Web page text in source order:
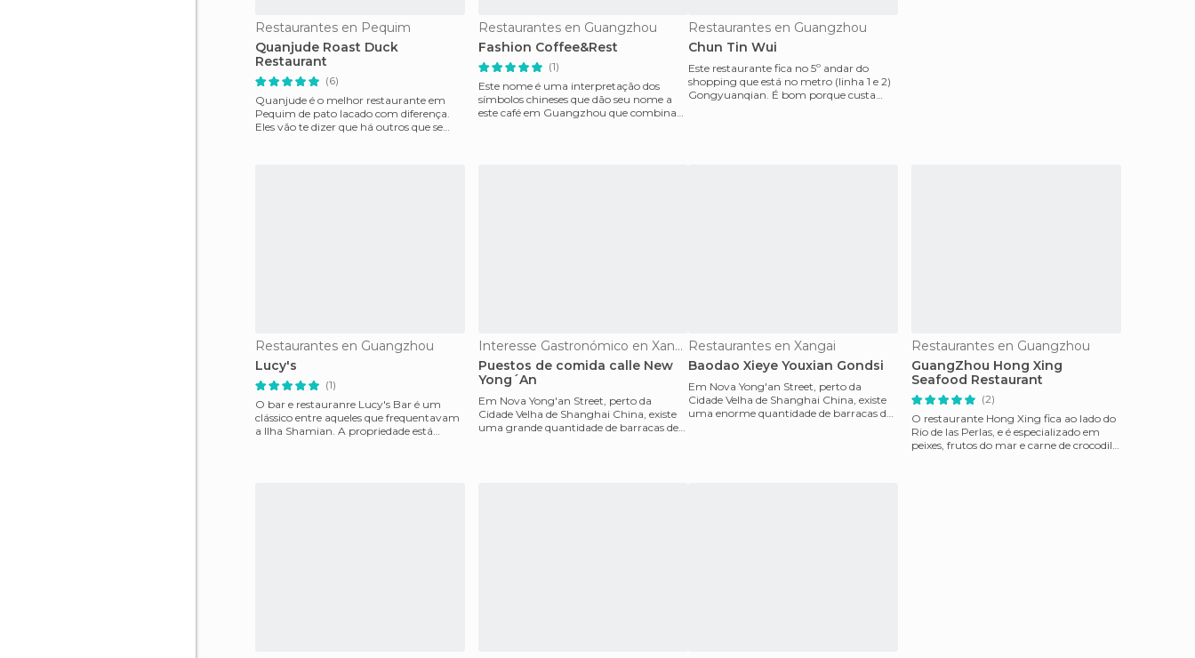
Restaurantes en Pequim
Quanjude Roast Duck
Restaurant
(6)
Quanjude é o melhor restaurante em
Pequim de pato lacado com diferença.
Eles vão te dizer que há outros que se
Restaurantes en Guangzhou
Fashion Coffee&Rest
(1)
Este nome é uma interpretação dos
símbolos chineses que dão seu nome a
este café em Guangzhou que combina
Restaurantes en Guangzhou
Chun Tin Wui
Este restaurante fica no 5º andar do
shopping que está no metro (linha 1 e 2)
Gongyuanqian. É bom porque custa
Restaurantes en Guangzhou
Lucy's
(1)
O bar e restauranre Lucy's Bar é um
clássico entre aqueles que frequentavam
a Ilha Shamian. A propriedade está
Interesse Gastronómico en Xangai
Puestos de comida calle New
Yong´An
Em Nova Yong'an Street, perto da
Cidade Velha de Shanghai China, existe
uma grande quantidade de barracas de
Restaurantes en Xangai
Baodao Xieye Youxian Gondsi
Em Nova Yong'an Street, perto da
Cidade Velha de Shanghai China, existe
uma enorme quantidade de barracas de
Restaurantes en Guangzhou
GuangZhou Hong Xing
Seafood Restaurant
(2)
O restaurante Hong Xing fica ao lado do
Rio de las Perlas, e é especializado em
peixes, frutos do mar e carne de crocodilo.